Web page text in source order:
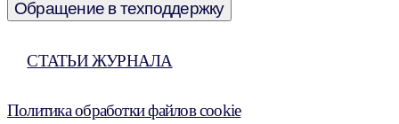
Обращение в техподдержку
СТАТЬИ ЖУРНАЛА
Политика обработки файлов cookie